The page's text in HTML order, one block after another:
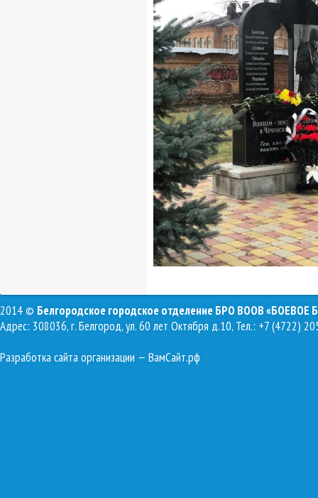
2014 © Белгородское городское отделение БРО ВООВ «БОЕВОЕ
Адрес: 308036, г. Белгород, ул. 60 лет Октября д.10, Тел.: +7 (4722)
Разработка сайта организации — ВамСайт.рф